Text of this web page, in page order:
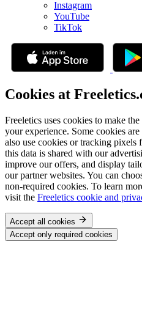
Instagram
YouTube
TikTok
Cookies at
Freeletics uses cookies to make
your experience. Some cookies
also use cookies or tracking pixels
this data is shared with our
improve our offers, and display
our partner websites. You can
non-required cookies. To learn
visit the Freeletics cookie and
Accept all cookies
Accept only required cookies